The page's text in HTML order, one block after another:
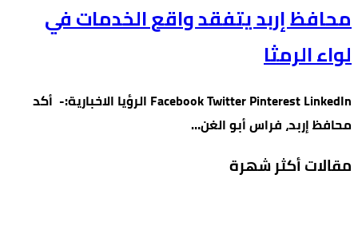
محافظ إربد يتفقد واقع الخدمات في
لواء الرمثا
Facebook Twitter Pinterest LinkedIn الرؤيا الاخبارية:- أكد
محافظ إربد، فراس أبو الغن…
مقالات أكثر شهرة